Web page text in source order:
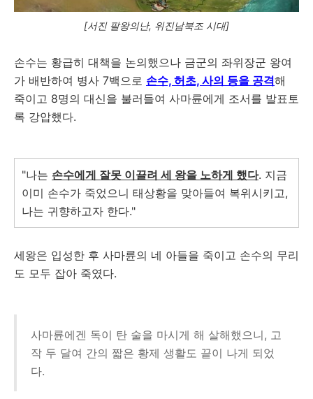
[서진 팔왕의난, 위진남북조 시대]
손수는 황급히 대책을 논의했으나 금군의 좌위장군 왕여
가 배반하여 병사 7백으로 손수, 허초, 사의 등을 공격해
죽이고 8명의 대신을 불러들여 사마륜에게 조서를 발표토
록 강압했다.
"나는 손수에게 잘못 이끌려 세 왕을 노하게 했다. 지금
이미 손수가 죽었으니 태상황을 맞아들여 복위시키고,
나는 귀향하고자 한다."
세왕은 입성한 후 사마륜의 네 아들을 죽이고 손수의 무리
도 모두 잡아 죽였다.
사마륜에겐 독이 탄 술을 마시게 해 살해했으니, 고
작 두 달여 간의 짧은 황제 생활도 끝이 나게 되었
다.